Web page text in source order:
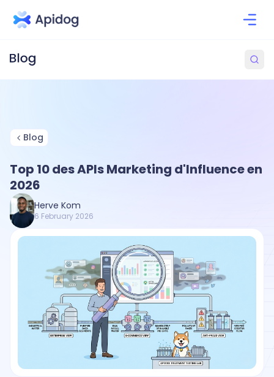
Blog
Top 10 des APIs Marketing d'Influence en
2026
Herve Kom
6 February 2026